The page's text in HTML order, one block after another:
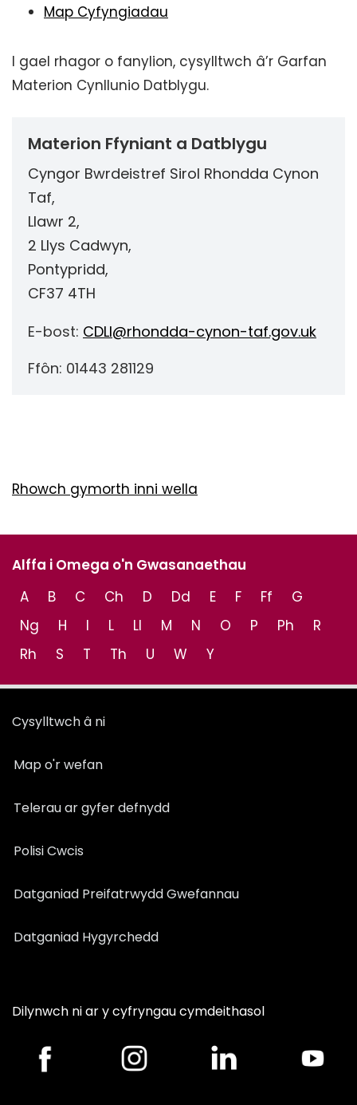
Map Cyfyngiadau
I gael rhagor o fanylion, cysylltwch â’r Garfan
Materion Cynllunio Datblygu.
Materion Ffyniant a Datblygu
Cyngor Bwrdeistref Sirol Rhondda Cynon
Taf,
Llawr 2,
2 Llys Cadwyn,
Pontypridd,
CF37 4TH
E-bost: CDLl@rhondda-cynon-taf.gov.uk
Ffôn: 01443 281129
Rhowch gymorth inni wella
Alffa i Omega o'n Gwasanaethau
A
B C Ch D Dd E F Ff
G
Ng
H I L Ll M N O P Ph
R
Rh
S T Th U W Y
Cysylltwch â ni
Map o'r wefan
Telerau ar gyfer defnydd
Polisi Cwcis
Datganiad Preifatrwydd Gwefannau
Datganiad Hygyrchedd
Dilynwch ni ar y cyfryngau cymdeithasol